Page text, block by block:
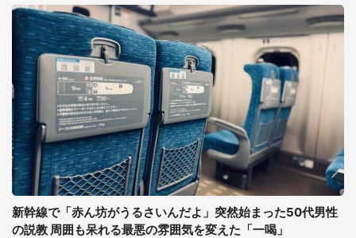
新幹線で「赤ん坊がうるさいんだよ」突然始まった50代男性
の説教 周囲も呆れる最悪の雰囲気を変えた「一喝」